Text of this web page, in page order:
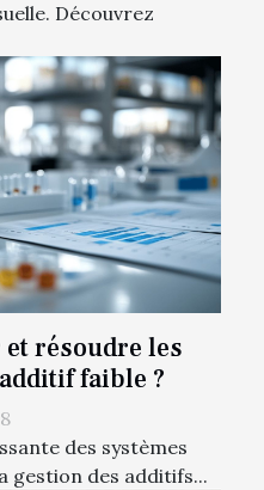
Découvrez
résoudre les
faible ?
des systèmes
gestion des additifs...